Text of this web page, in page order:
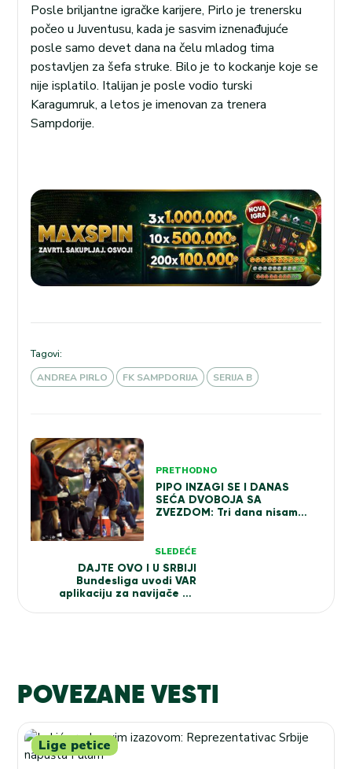
Posle briljantne igračke karijere, Pirlo je trenersku
počeo u Juventusu, kada je sasvim iznenađujuće
posle samo devet dana na čelu mladog tima
postavljen za šefa struke. Bilo je to kockanje koje se
nije isplatilo. Italijan je posle vodio turski
Karagumruk, a letos je imenovan za trenera
Sampdorije.
Tagovi:
ANDREA PIRLO
FK SAMPDORIJA SERIJA B
Kretanje
članka
PRETHODNO
PIPO INZAGI SE I DANAS
SEĆA DVOBOJA SA
ZVEZDOM: Tri dana nisam
SLEDEĆE
DAJTE OVO I U SRBIJI
Bundesliga uvodi VAR
aplikaciju za navijače na
POVEZANE VESTI
Lige petice